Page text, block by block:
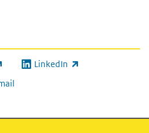
link) LinkedIn
(externe link)